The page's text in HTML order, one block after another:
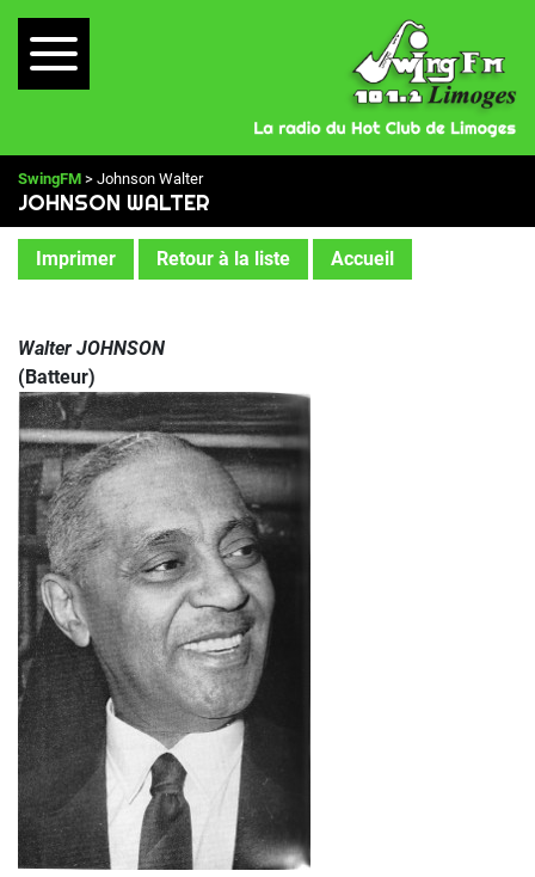
SwingFM > Johnson Walter
JOHNSON WALTER
Imprimer Retour à la liste Accueil
Walter JOHNSON
(Batteur)